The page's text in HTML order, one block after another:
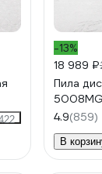
-13%
18 989 ₽
Пила
5008MG
4.9(859)
В